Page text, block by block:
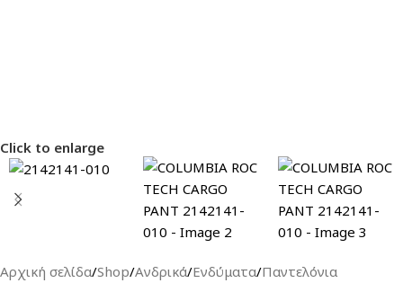
Click to enlarge
Αρχική σελίδα/Shop/Ανδρικά/Ενδύματα/Παντελόνια